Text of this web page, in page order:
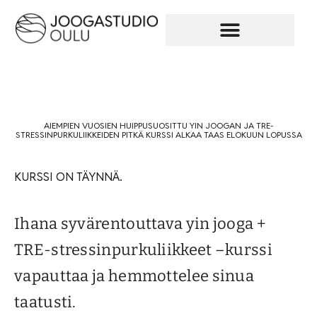
AIEMPIEN VUOSIEN HUIPPUSUOSITTU YIN JOOGAN JA TRE-
STRESSINPURKULIIKKEIDEN PITKÄ KURSSI ALKAA TAAS ELOKUUN LOPUSSA
KURSSI ON TÄYNNÄ.
Ihana syvärentouttava yin jooga +
TRE-stressinpurkuliikkeet –kurssi
vapauttaa ja hemmottelee sinua
taatusti.